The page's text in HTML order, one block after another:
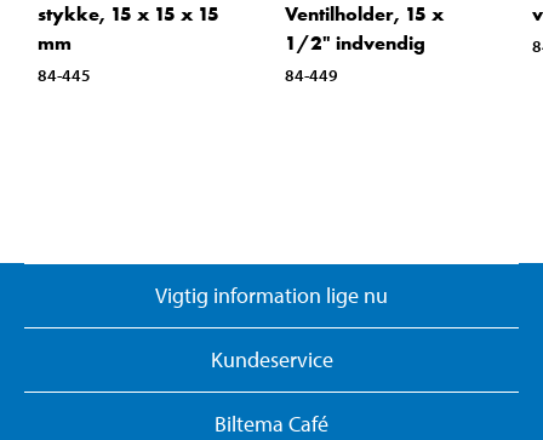
stykke, 15 x 15 x 15
mm
84-445
Ventilholder, 15 x
1/2" indvendig
84-449
Vigtig information lige nu
Kundeservice
Biltema Café